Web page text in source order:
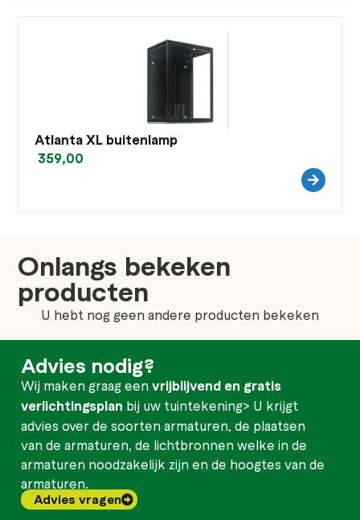
Atlanta XL buitenlamp
359,00
Onlangs bekeken
producten
U hebt nog geen andere producten bekeken
Advies nodig?
Wij maken graag eenvrijblijvend en gratis
verlichtingsplan bij uw tuintekening> U krijgt
advies over de soorten armaturen, de plaatsen
van de armaturen, de lichtbronnen welke in de
armaturen noodzakelijk zijn en de hoogtes van de
armaturen.
Advies vragen